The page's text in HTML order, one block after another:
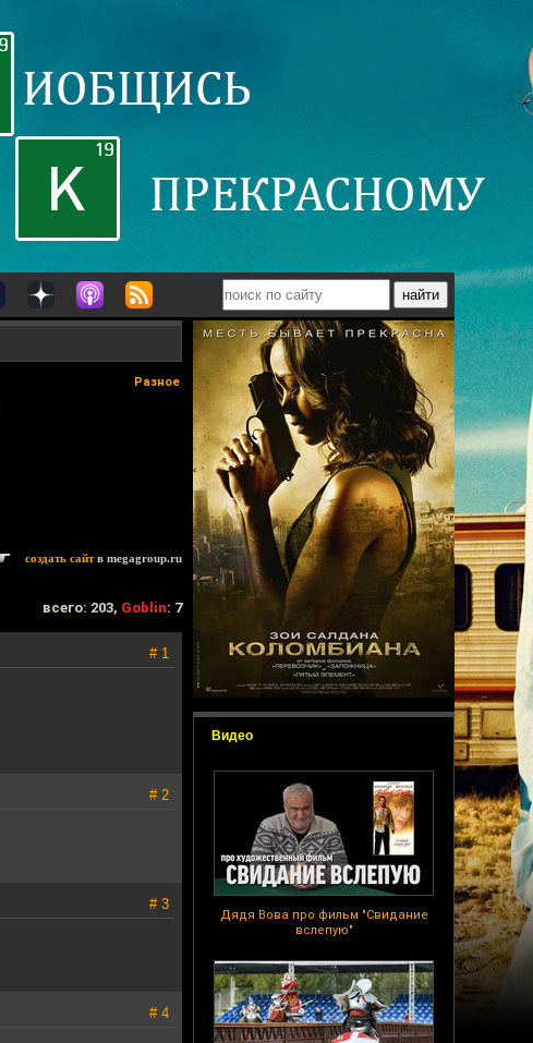
Видео
Дядя Вова про фильм "Свидание
вслепую"
Разное
создать сайтв megagroup.ru
всего: 203, Goblin: 7
# 1
# 2
# 3
# 4